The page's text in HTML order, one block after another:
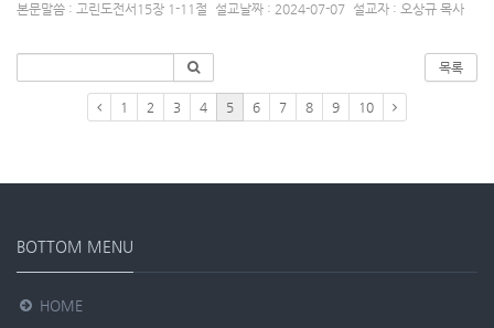
본문말씀 : 고린도전서15장 1-11절 설교날짜 : 2024-07-07 설교자 : 오상규 목사
목록
1 2 3 4 5 6 7 8 9 10
BOTTOM MENU
HOME